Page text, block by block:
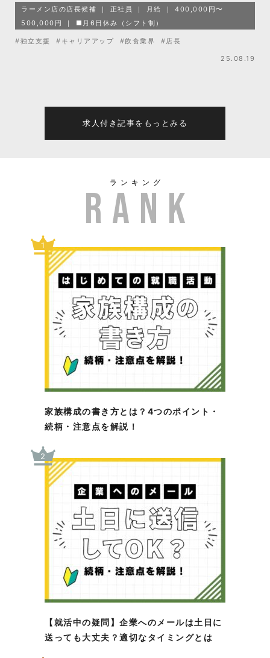
ラーメン店の店長候補 正社員 月給
400,000円〜
500,000円
■月6日休み（シフト制）
#独立支援 #キャリアアップ #飲食業界 #店長
25.08.19
求人付き記事をもっとみる
ランキング
家族構成の書き方とは？4つのポイント・
続柄・注意点を解説！
1
【就活中の疑問】企業へのメールは土日に
送っても大丈夫？適切なタイミングとは
2